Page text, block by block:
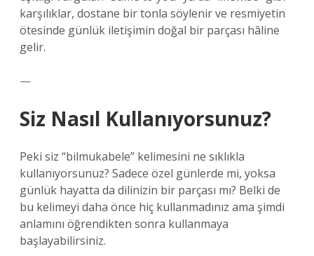
karşılıklar, dostane bir tonla söylenir ve resmiyetin
ötesinde günlük iletişimin doğal bir parçası hâline
gelir.
—
Siz Nasıl Kullanıyorsunuz?
Peki siz “bilmukabele” kelimesini ne sıklıkla
kullanıyorsunuz? Sadece özel günlerde mi, yoksa
günlük hayatta da dilinizin bir parçası mı? Belki de
bu kelimeyi daha önce hiç kullanmadınız ama şimdi
anlamını öğrendikten sonra kullanmaya
başlayabilirsiniz.